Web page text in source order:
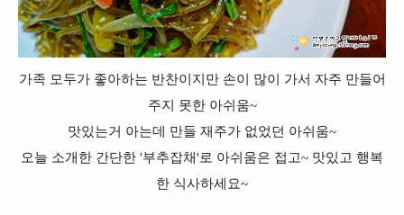
가족 모두가 좋아하는 반찬이지만 손이 많이 가서 자주 만들어
주지 못한 아쉬움~
맛있는거 아는데 만들 재주가 없었던 아쉬움~
오늘 소개한 간단한 '부추잡채'로 아쉬움은 접고~ 맛있고 행복
한 식사하세요~